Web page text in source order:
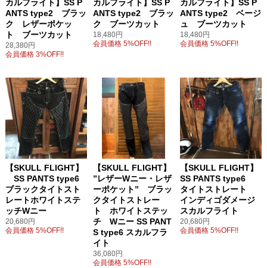
カルフライト】SS P
ANTS type2 ブラッ
ク レザーポケッ
ト ブーツカット
28,380円
会員価格 3%OFF!!
カルフライト】SS P
ANTS type2 ブラッ
ク ブーツカット
18,480円
会員価格 5%OFF!!
カルフライト】SS P
ANTS type2 ベージ
ュ ブーツカット
18,480円
会員価格 5%OFF!!
【SKULL FLIGHT】
SS PANTS type6
ブラックタイトスト
レートホワイトステ
ッチWニー
20,680円
会員価格 5%OFF!!
【SKULL FLIGHT】
”レザーWニー・レザ
ーポケット” ブラッ
クタイトストレー
ト ホワイトステッ
チ Wニー SS PANT
S type6 スカルフラ
イト
36,080円
会員価格 5%OFF!!
【SKULL FLIGHT】
SS PANTS type6
タイトストレート
インディゴダメージ
スカルフライト
20,680円
会員価格 5%OFF!!